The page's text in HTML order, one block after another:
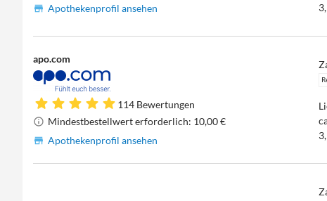
Apothekenprofil ansehen
apo.com
114 Bewertungen
Mindestbestellwert erforderlich: 10,00 €
Apothekenprofil ansehen